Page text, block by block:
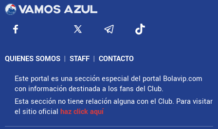
QUIENES SOMOS | STAFF | CONTACTO
Este portal es una sección especial del portal Bolavip.com
con información destinada a los fans del Club.
Esta sección no tiene relación alguna con el Club. Para visitar
el sitio oficial haz click aquí